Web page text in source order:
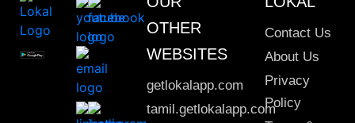
OTHER
WEBSITES
getlokalapp.com
tamil.getlokalapp.com
Contact Us
About Us
Privacy
Policy